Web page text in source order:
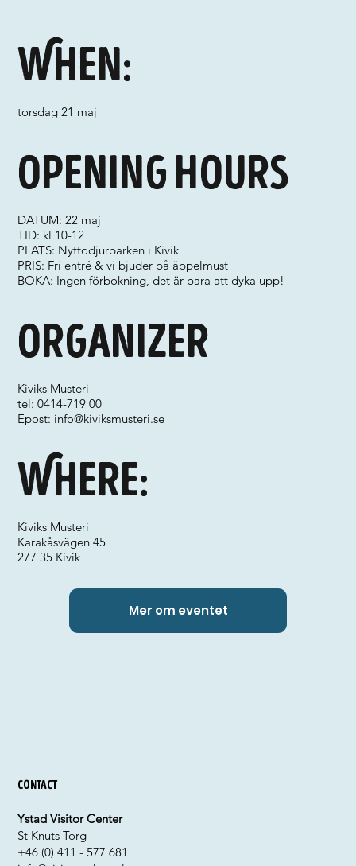
When:
torsdag 21 maj
Where:
Organizer
Kiviks Musteri
tel: 0414-719 00
Epost: info@kiviksmusteri.se
Kiviks Musteri
Karakåsvägen 45
277 35 Kivik
Opening hours
DATUM: 22 maj
TID: kl 10-12
PLATS: Nyttodjurparken i Kivik
PRIS: Fri entré & vi bjuder på äppelmust
BOKA: Ingen förbokning, det är bara att dyka upp!
Mer om eventet
Contact
Ystad Visitor Center
St Knuts Torg
+46 (0) 411 - 577 681